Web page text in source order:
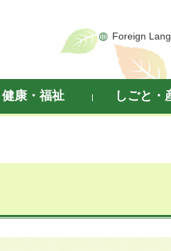
Foreign
健康・福祉 しごと・